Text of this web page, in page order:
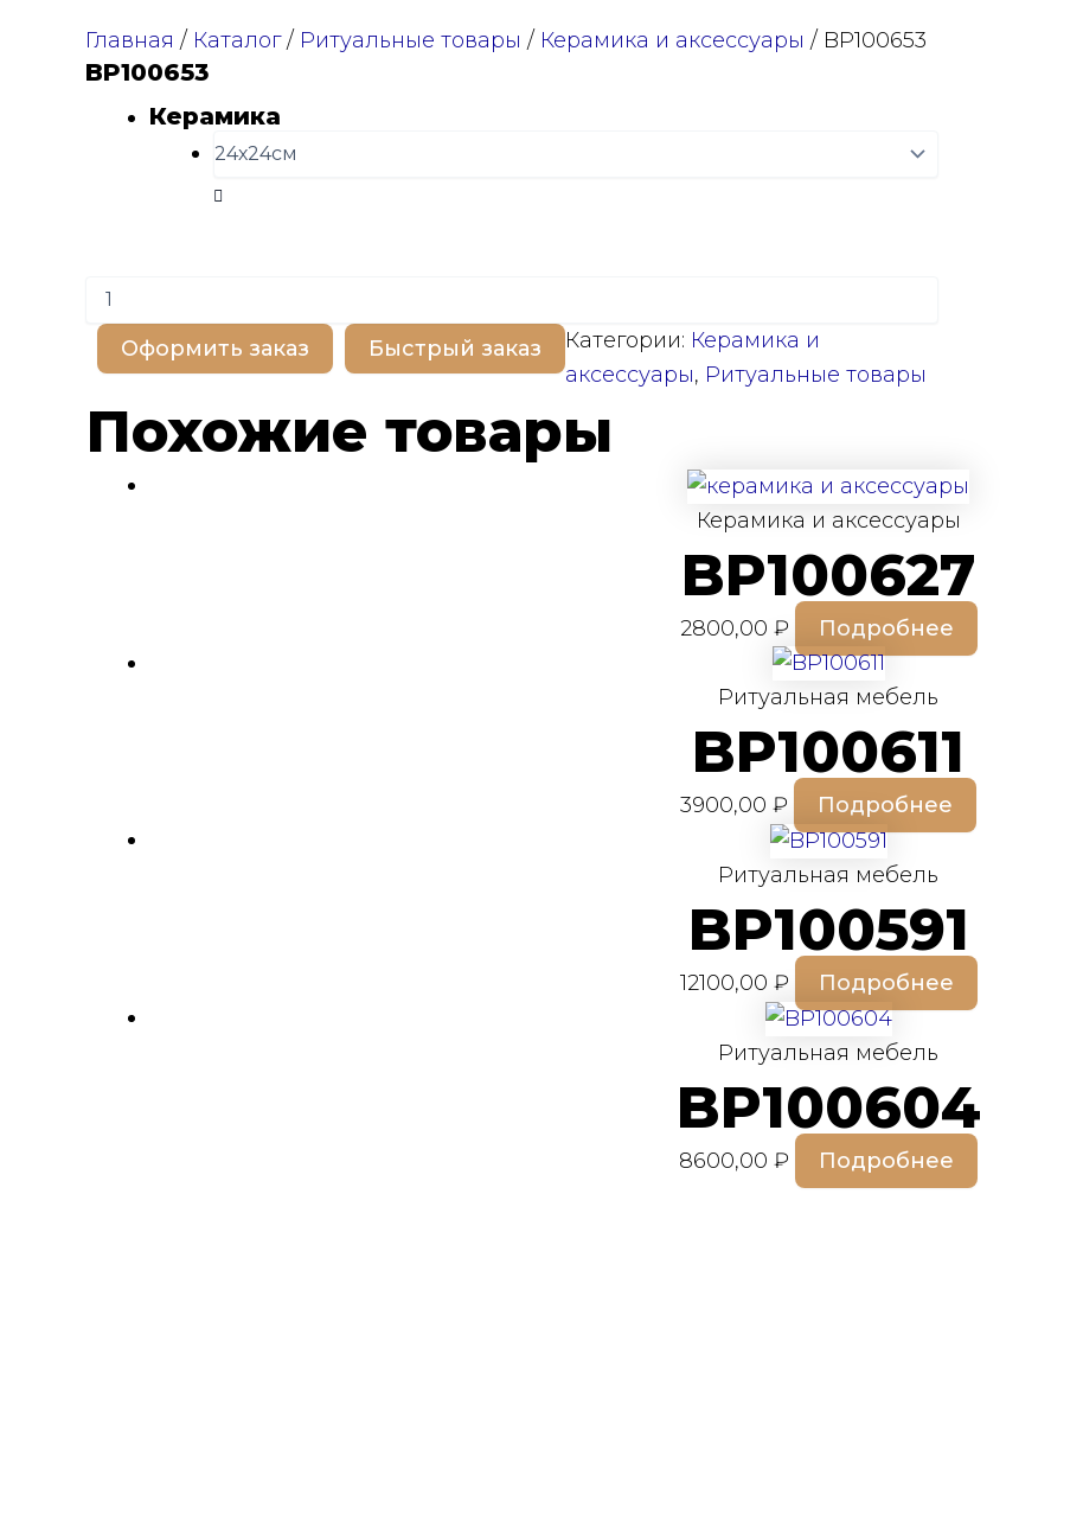
Главная / Каталог/ Ритуальные товары / Керамика и аксессуары / BP100653
BP100653
Керамика
Количество
товара
BP100653
Оформить заказ Быстрый заказ Категории: Керамика и
аксессуары, Ритуальные товары
Похожие товары
Керамика и аксессуары
BP100627
2800,00 ₽ Подробнее
Ритуальная мебель
BP100611
3900,00 ₽ Подробнее
Ритуальная мебель
BP100591
12100,00 ₽ Подробнее
Ритуальная мебель
BP100604
8600,00 ₽ Подробнее